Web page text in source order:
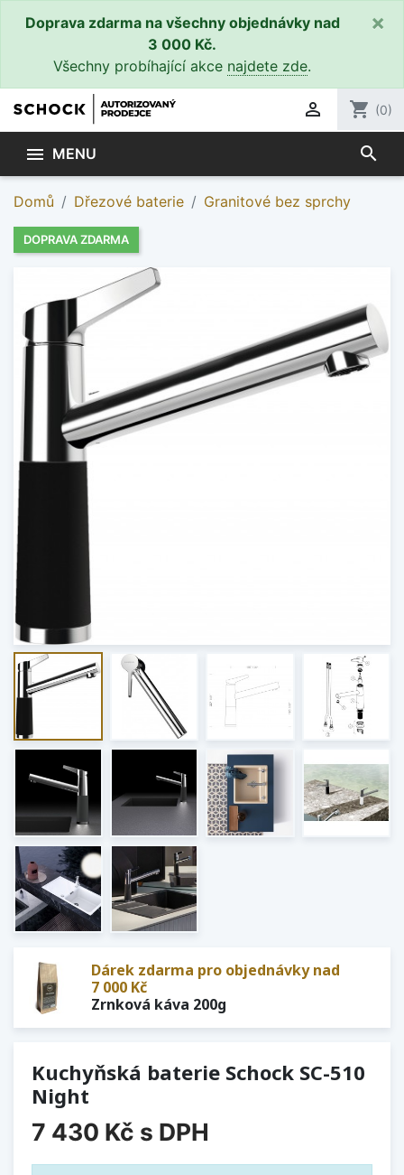
Doprava zdarma na všechny objednávky nad
3 000 Kč.
Všechny probíhající akce najdete zde.
×
 shopping_cart (0)
 MENU search
Domů Dřezové baterie Granitové bez sprchy
DOPRAVA ZDARMA
Dárek zdarma pro objednávky nad
7 000 Kč
Zrnková káva 200g
Kuchyňská baterie Schock SC-510
Night
7 430 Kč s DPH